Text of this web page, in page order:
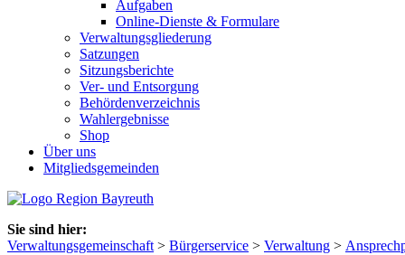
Aufgaben
Online-Dienste & Formulare
Verwaltungsgliederung
Satzungen
Sitzungsberichte
Ver- und Entsorgung
Behördenverzeichnis
Wahlergebnisse
Shop
Über uns
Mitgliedsgemeinden
Sie sind hier:
Verwaltungsgemeinschaft > Bürgerservice > Verwaltung >